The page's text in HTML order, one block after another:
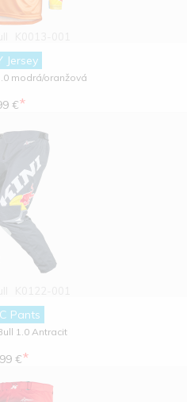
Jersey
modrá/oranžová
€*
Pants
1.0 Antracit
€*